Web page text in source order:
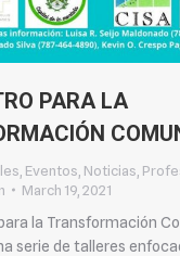
PARA LA
Eventos Noticias
March 19, 2021
la Transformación
serie de talleres